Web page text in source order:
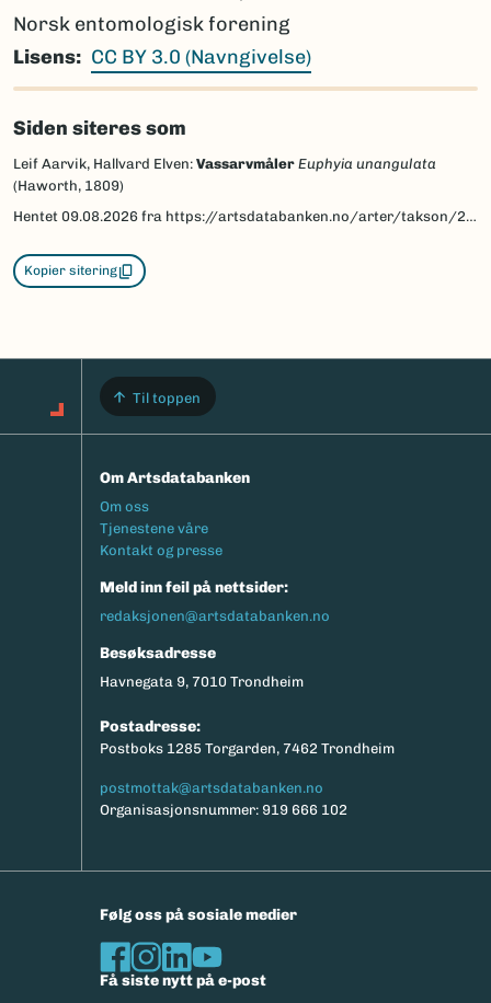
Norsk entomologisk forening
Lisens
CC BY 3.0 (Navngivelse)
Siden siteres som
Leif Aarvik, Hallvard Elven: Vassarvmåler Euphyia unangulata
(Haworth, 1809)
Hentet 09.08.2026 fra https://artsdatabanken.no/arter/takson/29989/beskrivelse
Kopier sitering
Til toppen
Om Artsdatabanken
Footermeny
Om oss
Tjenestene våre
Kontakt og presse
Meld inn feil på nettsider:
redaksjonen@artsdatabanken.no
Besøksadresse
Havnegata 9, 7010 Trondheim
Postadresse:
Postboks 1285 Torgarden, 7462 Trondheim
postmottak@artsdatabanken.no
Organisasjonsnummer: 919 666 102
Følg oss på sosiale medier
Få siste nytt på e-post